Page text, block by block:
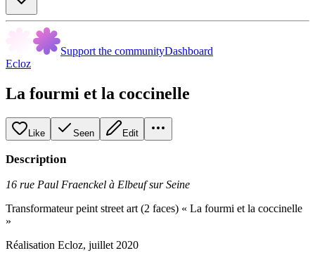
Support the communityDashboard
Ecloz
La fourmi et la coccinelle
Like Seen Edit
Description
16 rue Paul Fraenckel à Elbeuf sur Seine
Transformateur peint street art (2 faces) « La fourmi et la coccinelle
»
Réalisation Ecloz, juillet 2020